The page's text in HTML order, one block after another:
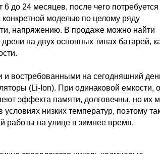
до 24 месяцев, после чего потребуется
конкретной моделью по целому ряду
напряжению. В продаже можно найти
на двух основных типах батарей,
востребованными на сегодняшний
(Li-Ion). При одинаковой емкости,
эффекта памяти, долговечны, но их
условиях низких температур, поэтому
работы на улице в зимнее время.